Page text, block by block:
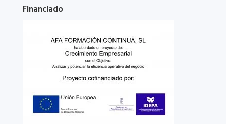
Financiado